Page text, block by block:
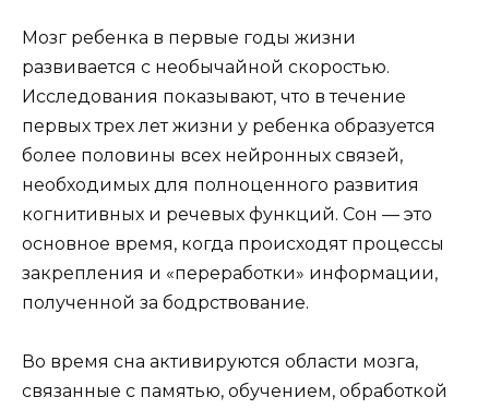
Мозг ребенка в первые годы жизни
развивается с необычайной скоростью.
Исследования показывают, что в течение
первых трех лет жизни у ребенка образуется
более половины всех нейронных связей,
необходимых для полноценного развития
когнитивных и речевых функций. Сон — это
основное время, когда происходят процессы
закрепления и «переработки» информации,
полученной за бодрствование.
Во время сна активируются области мозга,
связанные с памятью, обучением, обработкой